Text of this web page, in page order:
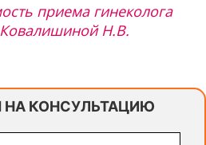
приема гинеколога
Н.В.
НА КОНСУЛЬТАЦИЮ